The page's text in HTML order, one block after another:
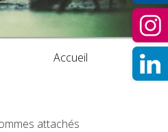
Accueil
attachés